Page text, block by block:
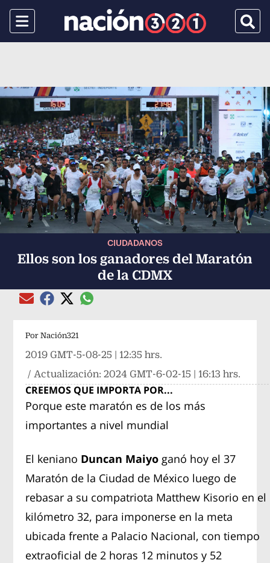
Menu
CIUDADANOS
Ellos son los ganadores del Maratón
de la CDMX
Compartir el artículo actual mediante Email
Compartir el artículo actual mediante Facebook
Compartir el artículo actual mediante Twitter
Compartir el artículo actual mediante
Por Nación321
2019 GMT-5-08-25 | 12:35 hrs.
/ Actualización:2024 GMT-6-02-15 | 16:13 hrs.
CREEMOS QUE IMPORTA POR...
Porque este maratón es de los más
importantes a nivel mundial
El keniano Duncan Maiyo ganó hoy el 37
Maratón de la Ciudad de México luego de
rebasar a su compatriota Matthew Kisorio en el
kilómetro 32, para imponerse en la meta
ubicada frente a Palacio Nacional, con tiempo
extraoficial de 2 horas 12 minutos y 52